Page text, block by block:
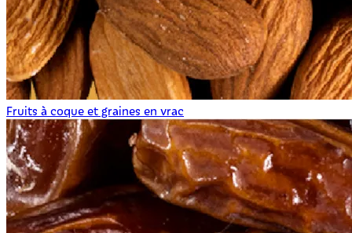
Fruits à coque et graines en vrac